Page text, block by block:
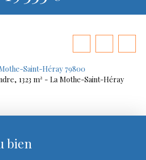
Saint-Héray 79800
1323 m² - La Mothe-Saint-Héray
bien